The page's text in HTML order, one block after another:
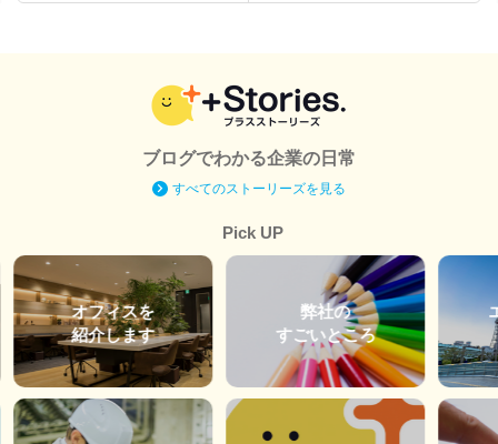
ブログでわかる企業の日常
すべてのストーリーズを見る
Pick UP
オフィスを
紹介します
弊社の
すごいところ